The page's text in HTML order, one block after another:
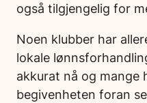
også tilgjengelig for
Noen klubber har
lokale
akkurat nå og mange
begivenheten foran